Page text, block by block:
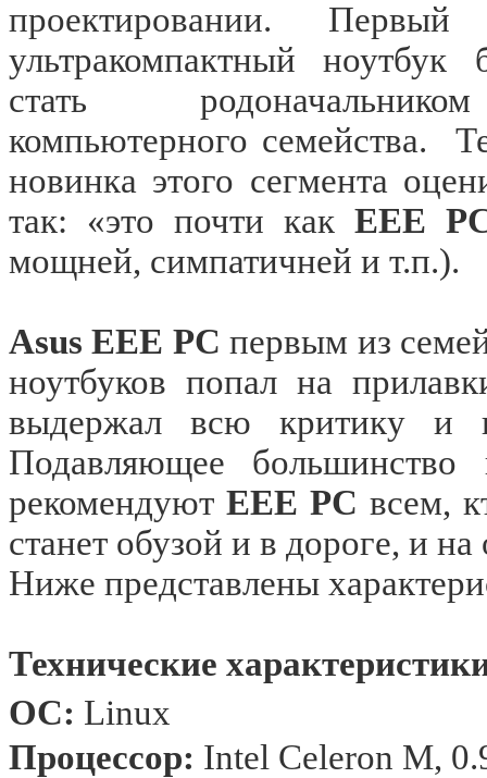
проектировании.
ультракомпактный ноутбук
стать
компьютерного семейства.
новинка этого сегмента
так: «это почти как ЕЕЕ
мощней, симпатичней и т.п.).
Asus EEE PC первым из
ноутбуков попал на
выдержал всю критику и
Подавляющее большинство
рекомендуют EEE PC всем,
станет обузой и в дороге, и на
Ниже представлены
Технические
ОС: Linux
Процессор: Intel Celeron M,